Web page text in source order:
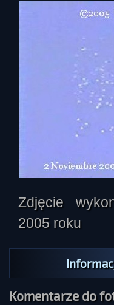
Zdjęcie
2005 roku
Komentarze do
Master disaster